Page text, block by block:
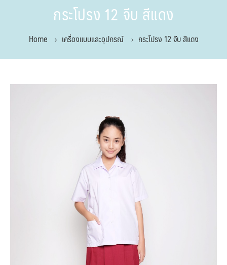
กระโปรง 12 จีบ สีแดง
Home เครื่องแบบและอุปกรณ์ กระโปรง 12 จีบ สีแดง